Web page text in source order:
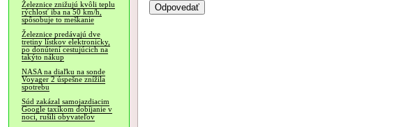
Železnice znižujú kvôli teplu
rýchlosť iba na 50 km/h,
spôsobuje to meškanie
Železnice predávajú dve
tretiny lístkov elektronicky,
po donútení cestujúcich na
takýto nákup
NASA na diaľku na sonde
Voyager 2 úspešne znížila
spotrebu
Súd zakázal samojazdiacim
Google taxíkom dobíjanie v
noci, rušili obyvateľov